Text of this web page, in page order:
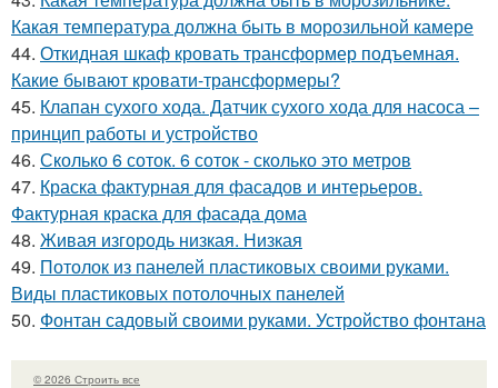
Какая температура должна быть в морозильной камере
44. Откидная шкаф кровать трансформер подъемная.
Какие бывают кровати-трансформеры?
45. Клапан сухого хода. Датчик сухого хода для насоса –
принцип работы и устройство
46. Сколько 6 соток. 6 соток - сколько это метров
47. Краска фактурная для фасадов и интерьеров.
Фактурная краска для фасада дома
48. Живая изгородь низкая. Низкая
49. Потолок из панелей пластиковых своими руками.
Виды пластиковых потолочных панелей
50. Фонтан садовый своими руками. Устройство фонтана
© 2026 Строить все